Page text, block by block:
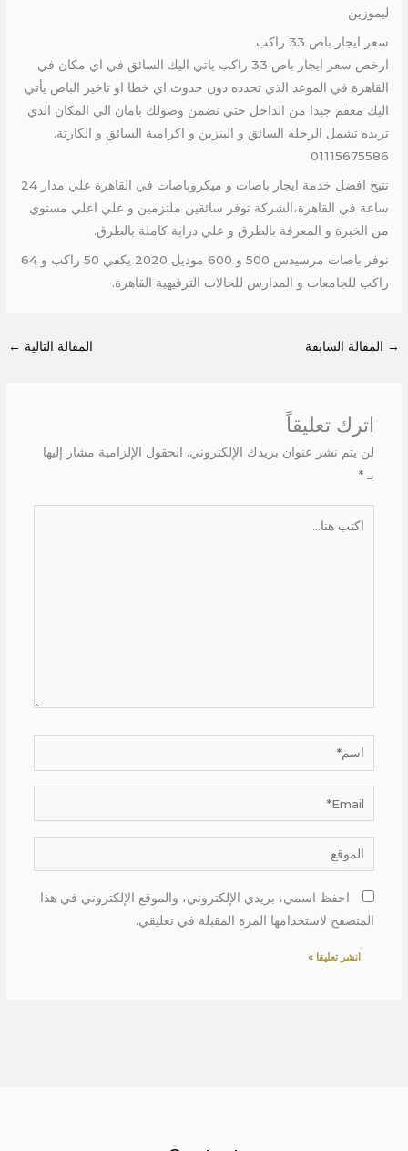
ليموزين
سعر ايجار باص 33 راكب
ارخص سعر ايجار باص 33 راكب ياتي اليك السائق في اي مكان في
القاهرة في الموعد الذي تحدده دون حدوث اي خطا او تاخير الباص يأتي
اليك معقم جيدا من الداخل حتي نضمن وصولك بامان الي المكان الذي
تريده تشمل الرحله السائق و البنزين و اكرامية السائق و الكارتة.
01115675586
نتيح افضل خدمة ايجار باصات و ميكروباصات في القاهرة علي مدار 24
ساعة في القاهرة،الشركة توفر سائقين ملتزمين و علي اعلي مستوي
من الخبرة و المعرفة بالطرق و علي دراية كاملة بالطرق.
نوفر باصات مرسيدس 500 و 600 موديل 2020 يكفي 50 راكب و 64
راكب للجامعات و المدارس للحالات الترفيهية القاهرة.
→ المقالة السابقة المقالة التالية ←
اترك تعليقاً
لن يتم نشر عنوان بريدك الإلكتروني. الحقول الإلزامية مشار إليها
بـ *
اسم*
Email*
الموقع
احفظ اسمي، بريدي الإلكتروني، والموقع الإلكتروني في هذا
المتصفح لاستخدامها المرة المقبلة في تعليقي.